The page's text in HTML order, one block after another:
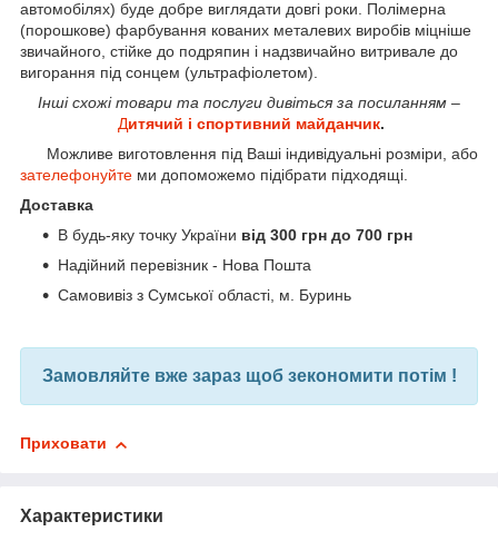
автомобілях) буде добре виглядати довгі роки. Полімерна
(порошкове) фарбування кованих металевих виробів міцніше
звичайного, стійке до подряпин і надзвичайно витривале до
вигорання під сонцем (ультрафіолетом).
Інші схожі товари та послуги дивіться за посиланням –
Дитячий і спортивний майданчик.
Можливе виготовлення під Ваші індивідуальні розміри, або
зателефонуйте ми допоможемо підібрати підходящі.
Доставка
В будь-яку точку України від 300 грн до 700 грн
Надійний перевізник - Нова Пошта
Самовивіз з Сумської області, м. Буринь
Замовляйте вже зараз щоб зекономити потім !
Приховати
Характеристики